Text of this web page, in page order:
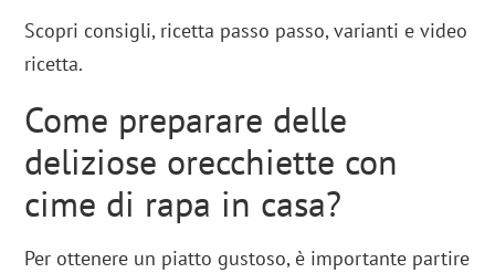
Scopri consigli, ricetta passo passo, varianti e video
ricetta.
Come preparare delle
deliziose orecchiette con
cime di rapa in casa?
Per ottenere un piatto gustoso, è importante partire